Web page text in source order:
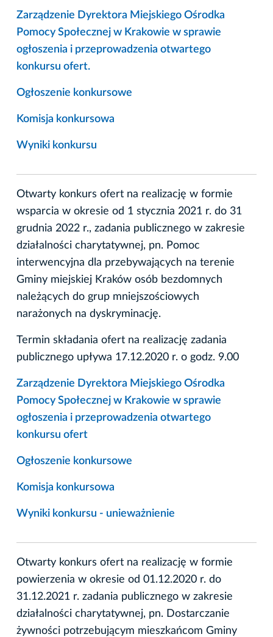
Zarządzenie Dyrektora Miejskiego Ośrodka
Pomocy Społecznej w Krakowie w sprawie
ogłoszenia i przeprowadzenia otwartego
konkursu ofert.
Ogłoszenie konkursowe
Komisja konkursowa
Wyniki konkursu
Otwarty konkurs ofert na realizację w formie
wsparcia w okresie od 1 stycznia 2021 r. do 31
grudnia 2022 r., zadania publicznego w zakresie
działalności charytatywnej, pn. Pomoc
interwencyjna dla przebywających na terenie
Gminy miejskiej Kraków osób bezdomnych
należących do grup mniejszościowych
narażonych na dyskryminację.
Termin składania ofert na realizację zadania
publicznego upływa 17.12.2020 r. o godz. 9.00
Zarządzenie Dyrektora Miejskiego Ośrodka
Pomocy Społecznej w Krakowie w sprawie
ogłoszenia i przeprowadzenia otwartego
konkursu ofert
Ogłoszenie konkursowe
Komisja konkursowa
Wyniki konkursu - unieważnienie
Otwarty konkurs ofert na realizację w formie
powierzenia w okresie od 01.12.2020 r. do
31.12.2021 r. zadania publicznego w zakresie
działalności charytatywnej, pn. Dostarczanie
żywności potrzebującym mieszkańcom Gminy